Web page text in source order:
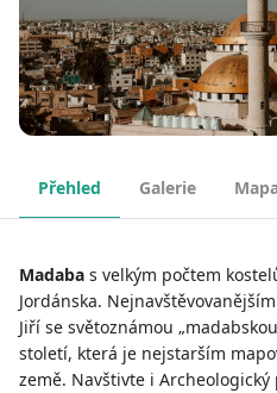
Přehled Galerie
Madaba s velkým počtem
Jordánska.
Jiří se světoznámou
století, která je nejstarším
země. Navštivte i